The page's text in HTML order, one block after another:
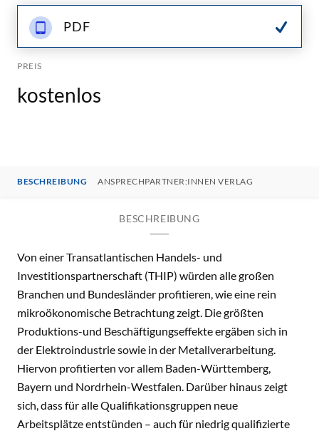
PDF
PREIS
kostenlos
BESCHREIBUNG ANSPRECHPARTNER:INNEN VERLAG
BESCHREIBUNG
Von einer Transatlantischen Handels- und
Investitionspartnerschaft (THIP) würden alle großen
Branchen und Bundesländer profitieren, wie eine rein
mikroökonomische Betrachtung zeigt. Die größten
Produktions-und Beschäftigungseffekte ergäben sich in
der Elektroindustrie sowie in der Metallverarbeitung.
Hiervon profitierten vor allem Baden-Württemberg,
Bayern und Nordrhein-Westfalen. Darüber hinaus zeigt
sich, dass für alle Qualifikationsgruppen neue
Arbeitsplätze entstünden – auch für niedrig qualifizierte